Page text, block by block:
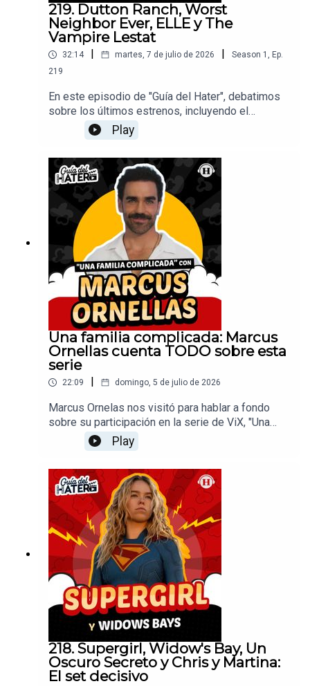
219. Dutton Ranch, Worst
Neighbor Ever, ELLE y The
Vampire Lestat
32:14 | martes, 7 de julio de 2026 | Season 1 , Ep.
219
En este episodio de "Guía del Hater", debatimos
sobre los últimos estrenos, incluyendo el
documental true crime "Worst Neighbor Ever" de
Blumhouse en Netflix, el finald del spin-off de
Yellowstone, "Dutton Ranch" y la esperada tercera
temporada de The Vampire Lestat.Productor:
Arturo AlarcónDiseño de audio: Federico
BañosRealización Audiovisual: David
PereyraDiseño Gráfico: Nicole FloresRedes
Sociales: Daniel Carballar
Play
Una familia complicada: Marcus
Ornellas cuenta TODO sobre esta
serie
22:09 domingo, 5 de julio de 2026
Marcus Ornelas nos visitó para hablar a fondo
sobre su participación en la serie de ViX, "Una
familia complicada", revelando cómo fue
interpretar a un personaje sumergido en el
alcoholismo y la ludopatía, una adicción al juego
silenciosa y peligrosa que afecta a miles de
personas en la actualidad. Además, el actor
comparte detalles íntimos de su vida en México,
su experiencia grabando en Veracruz, su postura
definitiva de no volver a usar apuntador en las
telenovelas y cómo se vive la rivalidad
futbolística entre México y Brasil.Productor:
Arturo AlarcónDiseño de audio: Federico
BañosRealización Audiovisual: David
PereyraDiseño Gráfico: Nicole FloresRedes
Sociales: Daniel Carballar
Play
218. Supergirl, Widow's Bay, Un
Oscuro Secreto y Chris y Martina:
El set decisivo